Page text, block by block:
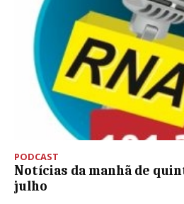
PODCAST
Notícias da manhã de
julho